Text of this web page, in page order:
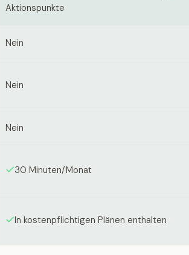
Aktionspunkte
Nein
Nein
Nein
30 Minuten/Monat
In kostenpflichtigen Plänen enthalten